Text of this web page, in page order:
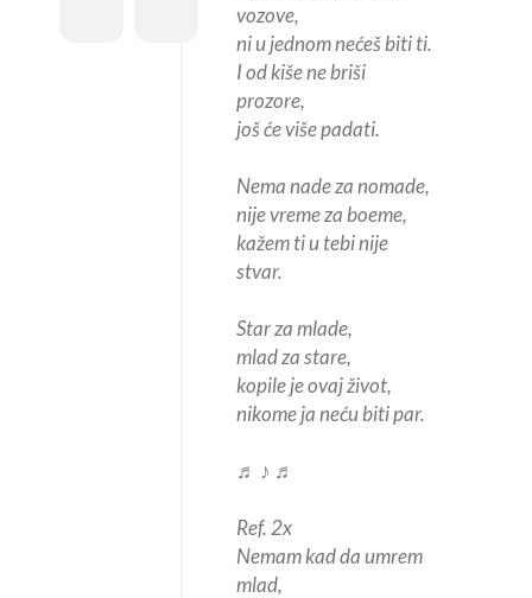
vozove,
ni u jednom nećeš biti ti.
I od kiše ne briši
prozore,
još će više padati.
Nema nade za nomade,
nije vreme za boeme,
kažem ti u tebi nije
stvar.
Star za mlade,
mlad za stare,
kopile je ovaj život,
nikome ja neću biti par.
♬ ♪ ♬
Ref. 2x
Nemam kad da umrem
mlad,